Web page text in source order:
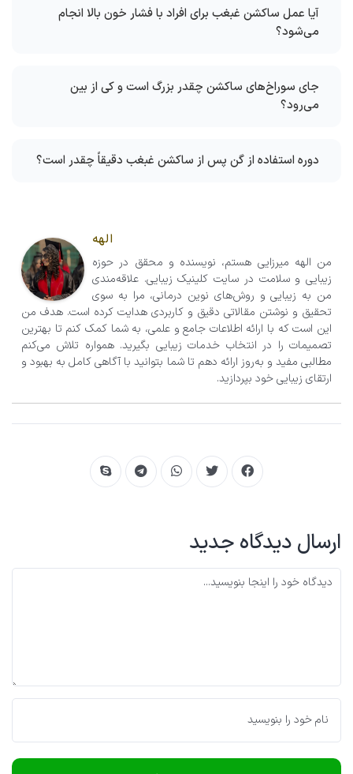
آیا عمل ساکشن غبغب برای افراد با فشار خون بالا انجام
می‌شود؟
جای سوراخ‌های ساکشن چقدر بزرگ است و کی از بین
می‌رود؟
دوره استفاده از گن پس از ساکشن غبغب دقیقاً چقدر است؟
الهه
من الهه میرزایی هستم، نویسنده و محقق در حوزه
زیبایی و سلامت در سایت کلینیک زیبایی. علاقه‌مندی
من به زیبایی و روش‌های نوین درمانی، مرا به سوی
تحقیق و نوشتن مقالاتی دقیق و کاربردی هدایت کرده است. هدف من
این است که با ارائه اطلاعات جامع و علمی، به شما کمک کنم تا بهترین
تصمیمات را در انتخاب خدمات زیبایی بگیرید. همواره تلاش می‌کنم
مطالبی مفید و به‌روز ارائه دهم تا شما بتوانید با آگاهی کامل به بهبود و
ارتقای زیبایی خود بپردازید.
ارسال دیدگاه جدید